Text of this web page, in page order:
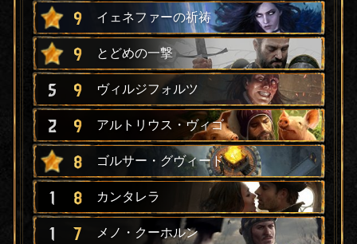
9 イェネファーの祈祷
9 とどめの一撃
5 9 ヴィルジフォルツ
2 9 アルトリウス・ヴィゴ
8 ゴルサー・グヴィード
1 8 カンタレラ
1 7 メノ・クーホルン